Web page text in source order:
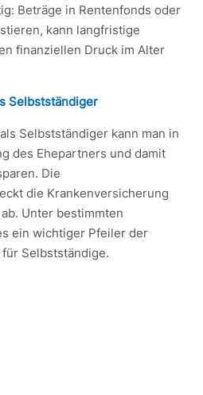
Beträge in Rentenfonds oder
kann langfristige
finanziellen Druck im Alter
Selbstständiger
Selbstständiger kann man in
des Ehepartners und damit
Die
die Krankenversicherung
Unter bestimmten
ein wichtiger Pfeiler der
Selbstständige.